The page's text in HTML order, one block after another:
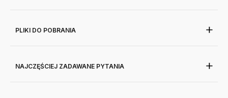
PLIKI DO POBRANIA
NAJCZĘŚCIEJ ZADAWANE PYTANIA